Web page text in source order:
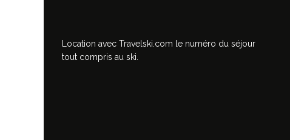
Location avec Travelski.com le numéro du séjour
tout compris au ski.